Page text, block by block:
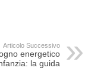
Articolo Successivo
energetico
la guida